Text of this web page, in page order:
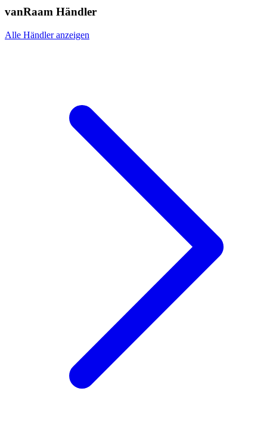
vanRaam Händler
Alle Händler anzeigen